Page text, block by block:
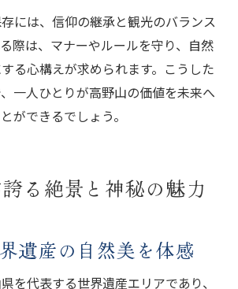
には、信仰の継承と観光のバランス
際は、マナーやルールを守り、自然
る心構えが求められます。こうした
一人ひとりが高野山の価値を未来へ
ができるでしょう。
る絶景と神秘の魅力
遺産の自然美を体感
を代表する世界遺産エリアであり、